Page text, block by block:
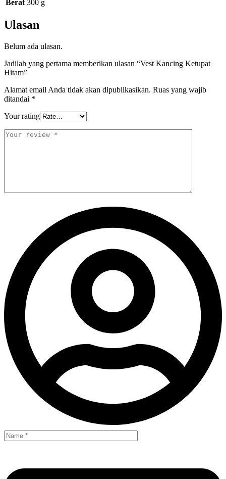
Berat 300 g
Ulasan
Belum ada ulasan.
Jadilah yang pertama memberikan ulasan “Vest Kancing Ketupat
Hitam”
Alamat email Anda tidak akan dipublikasikan. Ruas yang wajib
ditandai *
Your rating